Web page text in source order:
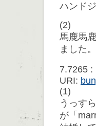
ハンド
(2)
馬鹿馬
ました。
7.7265
URI:
(1)
うっす
が「